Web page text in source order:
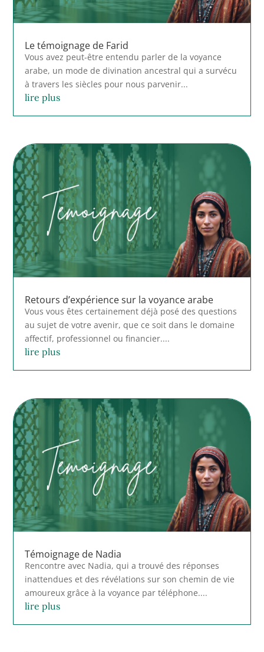
Le témoignage de Farid
Vous avez peut-être entendu parler de la voyance
arabe, un mode de divination ancestral qui a survécu
à travers les siècles pour nous parvenir...
lire plus
Retours d’expérience sur la voyance arabe
Vous vous êtes certainement déjà posé des questions
au sujet de votre avenir, que ce soit dans le domaine
affectif, professionnel ou financier....
lire plus
Témoignage de Nadia
Rencontre avec Nadia, qui a trouvé des réponses
inattendues et des révélations sur son chemin de vie
amoureux grâce à la voyance par téléphone....
lire plus